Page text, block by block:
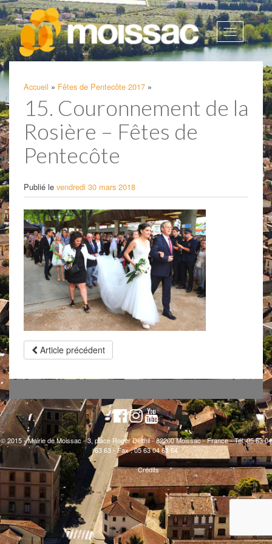
Afficher
la
Accueil » Fêtes de Pentecôte 2017 »
15. Couronnement de la
Rosière – Fêtes de
Pentecôte
Publié le vendredi 30 mars 2018
Article précédent
© 2015 - Mairie de Moissac - 3, place Roger Delthil - 82200 Moissac - France - Tél. 05 63 04
63 63 - Fax : 05 63 04 63 64
Crédits